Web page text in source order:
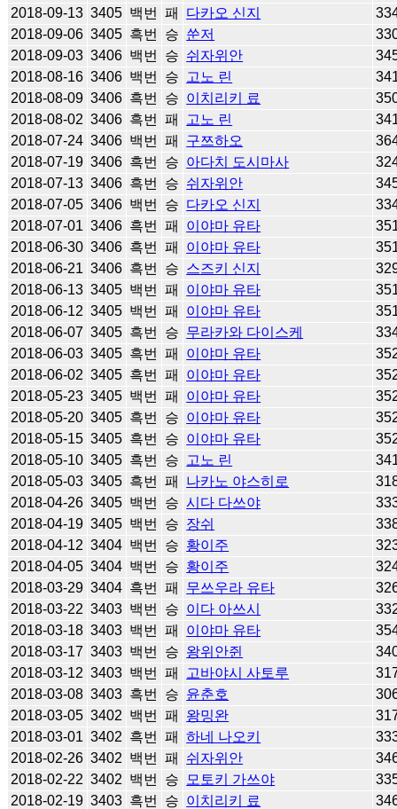
2018-09-13 3405 백번 패 다카오 신지
2018-09-06 3405 흑번 승 쑨저
2018-09-03 3406 백번 승 쉬자위안
2018-08-16 3406 백번 승 고노 린
2018-08-09 3406 흑번 승 이치리키 료
2018-08-02 3406 흑번 패 고노 린
2018-07-24 3406 백번 패 구쯔하오
2018-07-19 3406 흑번 승 아다치 도시마사
2018-07-13 3406 흑번 승 쉬자위안
2018-07-05 3406 백번 승 다카오 신지
2018-07-01 3406 흑번 패 이야마 유타
2018-06-30 3406 흑번 패 이야마 유타
2018-06-21 3406 흑번 승 스즈키 신지
2018-06-13 3405 백번 패 이야마 유타
2018-06-12 3405 백번 패 이야마 유타
2018-06-07 3405 흑번 승 무라카와 다이스케
2018-06-03 3405 흑번 패 이야마 유타
2018-06-02 3405 흑번 패 이야마 유타
2018-05-23 3405 백번 패 이야마 유타
2018-05-20 3405 흑번 승 이야마 유타
2018-05-15 3405 흑번 승 이야마 유타
2018-05-10 3405 흑번 승 고노 린
2018-05-03 3405 흑번 패 나카노 야스히로
2018-04-26 3405 백번 승 시다 다쓰야
2018-04-19 3405 백번 승 장쉬
2018-04-12 3404 백번 승 황이주
2018-04-05 3404 백번 승 황이주
2018-03-29 3404 흑번 패 무쓰우라 유타
2018-03-22 3403 백번 승 이다 아쓰시
2018-03-18 3403 백번 패 이야마 유타
2018-03-17 3403 백번 승 왕위안쥔
2018-03-12 3403 백번 패 고바야시 사토루
2018-03-08 3403 흑번 승 윤춘호
2018-03-05 3402 백번 패 왕밍완
2018-03-01 3402 흑번 패 하네 나오키
2018-02-26 3402 백번 패 쉬자위안
2018-02-22 3402 백번 승 모토키 가쓰야
2018-02-19 3403 흑번 승 이치리키 료